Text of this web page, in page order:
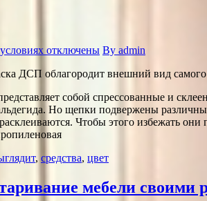
отключены By admin
ДСП облагородит внешний вид
собой спрессованные и
Но щепки подвержены
Чтобы этого избежать
, средства, цвет
мебели своими